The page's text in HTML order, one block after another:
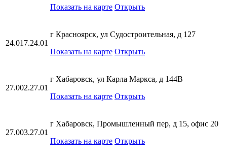
Показать на карте Открыть
24.017.24.01
г Красноярск, ул Судостроительная, д 127
Показать на карте Открыть
27.002.27.01
г Хабаровск, ул Карла Маркса, д 144В
Показать на карте Открыть
27.003.27.01
г Хабаровск, Промышленный пер, д 15, офис 20
Показать на карте Открыть